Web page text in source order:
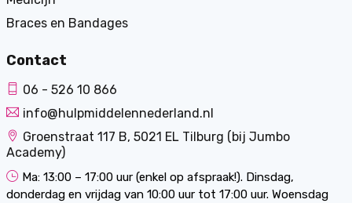
Braces en Bandages
Contact
06 - 526 10 866
info@hulpmiddelennederland.nl
Groenstraat 117 B, 5021 EL Tilburg (bij Jumbo
Academy)
Ma: 13:00 – 17:00 uur (enkel op afspraak!). Dinsdag,
donderdag en vrijdag van 10:00 uur tot 17:00 uur. Woensdag